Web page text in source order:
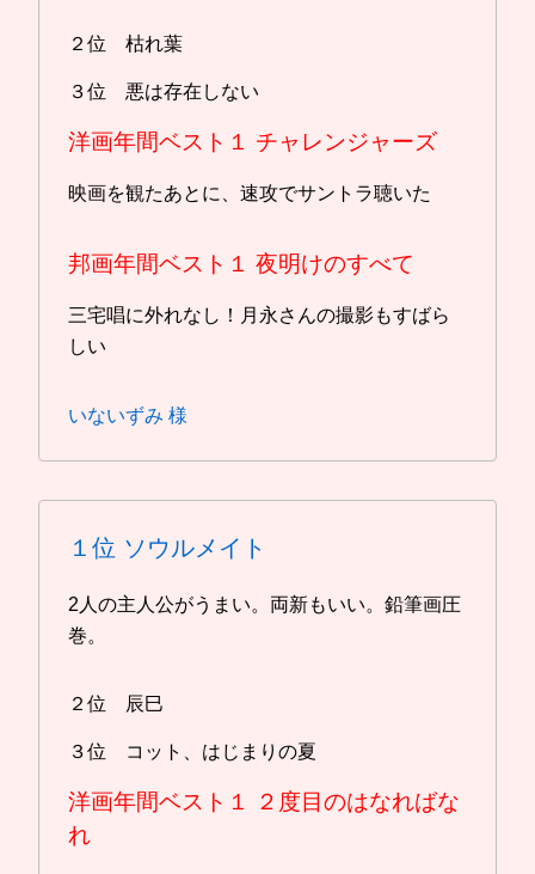
２位 枯れ葉
３位 悪は存在しない
洋画年間ベスト１ チャレンジャーズ
映画を観たあとに、速攻でサントラ聴いた
邦画年間ベスト１ 夜明けのすべて
三宅唱に外れなし！月永さんの撮影もすばら
しい
いないずみ 様
１位 ソウルメイト
2人の主人公がうまい。両新もいい。鉛筆画圧
巻。
２位 辰巳
３位 コット、はじまりの夏
洋画年間ベスト１
２度目のはなればな
れ